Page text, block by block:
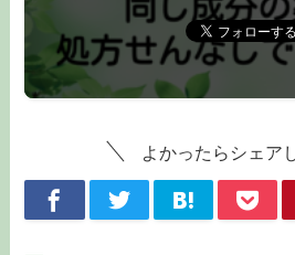
よかったらシェア